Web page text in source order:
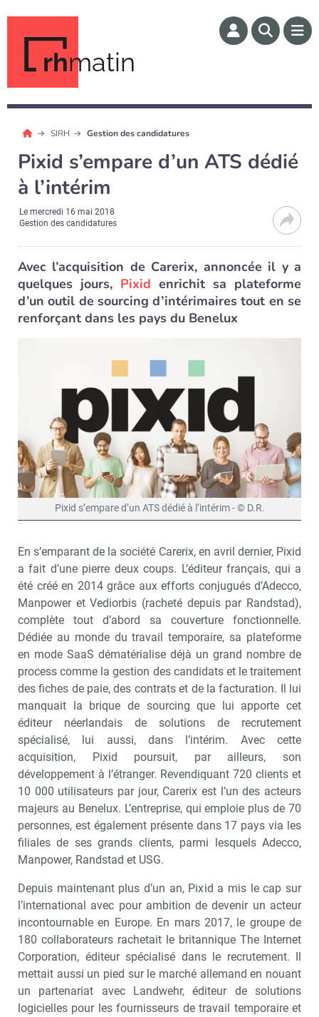
rhmatin
SIRH Gestion des candidatures
Pixid s’empare d’un ATS dédié
à l’intérim
Lemercredi 16 mai 2018
Gestion des candidatures
Avec l’acquisition de Carerix, annoncée il y a
quelques jours, Pixid enrichit sa plateforme
d’un outil de sourcing d’intérimaires tout en se
renforçant dans les pays du Benelux
Pixid s’empare d’un ATS dédié à l’intérim - © D.R.
En s’emparant de la société Carerix, en avril dernier, Pixid
a fait d’une pierre deux coups. L’éditeur français, qui a
été créé en 2014 grâce aux efforts conjugués d’Adecco,
Manpower et Vediorbis (racheté depuis par Randstad),
complète tout d’abord sa couverture fonctionnelle.
Dédiée au monde du travail temporaire, sa plateforme
en mode SaaS dématérialise déjà un grand nombre de
process comme la gestion des candidats et le traitement
des fiches de paie, des contrats et de la facturation. Il lui
manquait la brique de sourcing que lui apporte cet
éditeur néerlandais de solutions de recrutement
spécialisé, lui aussi, dans l’intérim. Avec cette
acquisition, Pixid poursuit, par ailleurs, son
développement à l’étranger. Revendiquant 720 clients et
10 000 utilisateurs par jour, Carerix est l’un des acteurs
majeurs au Benelux. L’entreprise, qui emploie plus de 70
personnes, est également présente dans 17 pays via les
filiales de ses grands clients, parmi lesquels Adecco,
Manpower, Randstad et USG.
Depuis maintenant plus d’un an, Pixid a mis le cap sur
l’international avec pour ambition de devenir un acteur
incontournable en Europe. En mars 2017, le groupe de
180 collaborateurs rachetait le britannique The Internet
Corporation, éditeur spécialisé dans le recrutement. Il
mettait aussi un pied sur le marché allemand en nouant
un partenariat avec Landwehr, éditeur de solutions
logicielles pour les fournisseurs de travail temporaire et